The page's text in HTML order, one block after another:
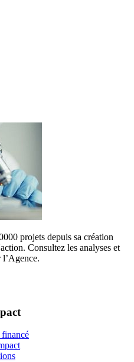
projets depuis sa création
Consultez les analyses et
l’Agence.